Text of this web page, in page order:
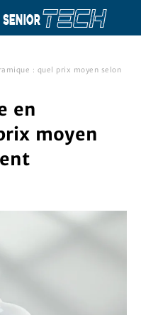
: quel prix moyen selon
en
moyen